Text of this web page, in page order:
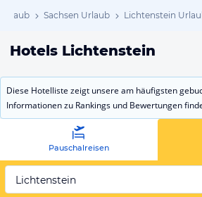
Sachsen Urlaub Lichtenstein
Hotels Lichtenstein
Diese Hotelliste zeigt unsere am häufigsten
Informationen zu Rankings und Bewertungen
Pauschalreisen
Lichtenstein